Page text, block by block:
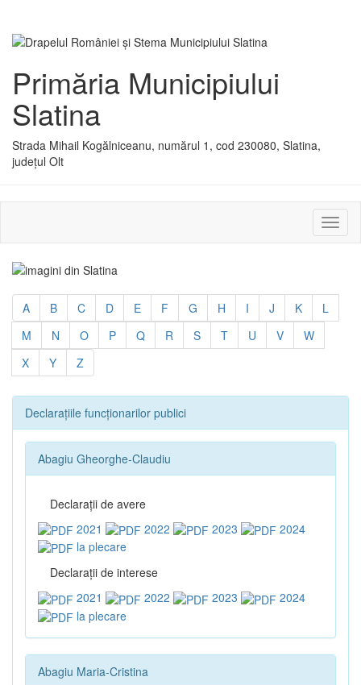
Primăria Municipiului
Slatina
Strada Mihail Kogălniceanu, numărul 1, cod 230080, Slatina,
județul Olt
sau
A B C D E F G H I J K
L
M
N O P Q R S T U V
W
X
Y Z
Declarațiile funcționarilor publici
Abagiu Gheorghe-Claudiu
Declaraţii de avere
2021
2022 2023
2024
la plecare
Declaraţii de interese
2021
2022 2023
2024
la plecare
Abagiu Maria-Cristina